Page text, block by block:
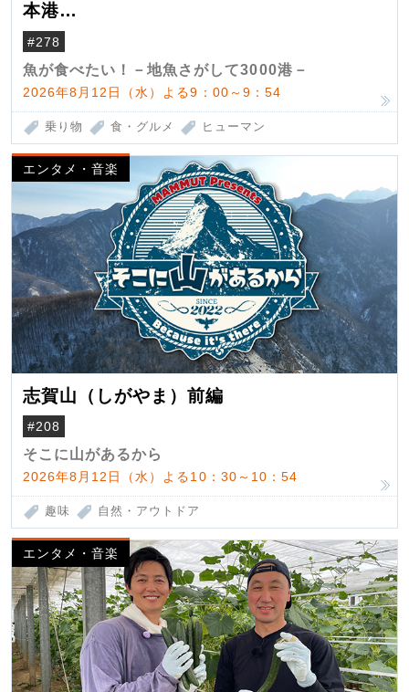
本港
（クロマグロ）
#278
魚が食べたい！－地魚さがして3000港－
2026年8月12日（水）よる9：00～9：54
乗り物 食・グルメ ヒューマン
エンタメ・音楽
志賀山（しがやま）前編
#208
そこに山があるから
2026年8月12日（水）よる10：30～10：54
趣味 自然・アウトドア
エンタメ・音楽